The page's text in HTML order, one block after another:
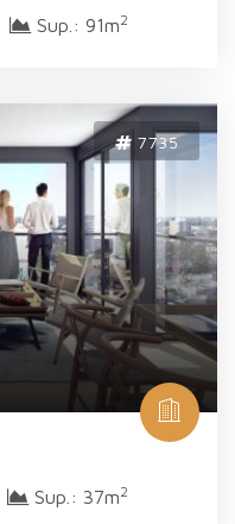
Sup.: 91m2
7735
Sup.: 37m2